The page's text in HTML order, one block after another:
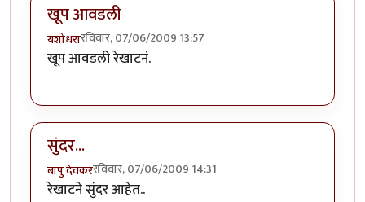
खूप आवडली
यशोधरारविवार, 07/06/2009 13:57
खूप आवडली रेखाटनं.
सुंदर...
बापु देवकररविवार, 07/06/2009 14:31
रेखाटने सुंदर आहेत..